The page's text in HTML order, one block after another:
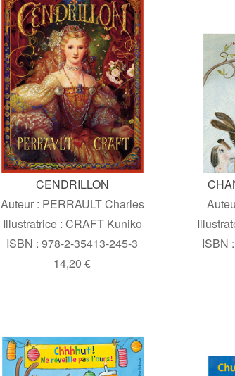
CENDRILLON
Auteur : PERRAULT Charles
Illustratrice : CRAFT Kuniko
ISBN : 978-2-35413-245-3
14,20 €
ISBN